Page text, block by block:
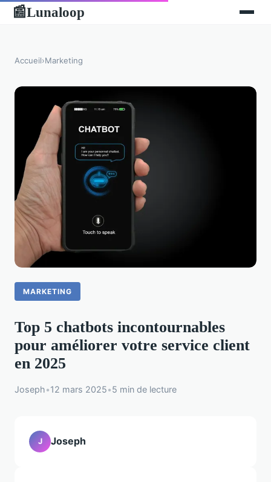
📰Lunaloop
Accueil›Marketing
MARKETING
Top 5 chatbots incontournables
pour améliorer votre service client
en 2025
Joseph•12 mars 2025•5 min de lecture
J Joseph